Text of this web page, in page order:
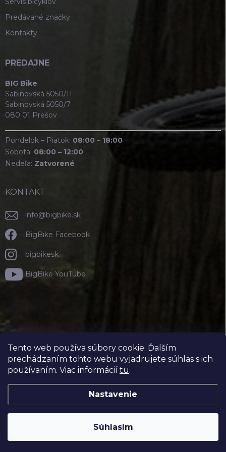
Tento web používa súbory cookie. Ďalším
prechádzaním tohto webu vyjadrujete súhlas s ich
používaním. Viac informácií tu.
Nastavenie
Súhlasím
Predávané značky
Kontakty
PREDAJNE
BIG Bike
Sabinovská 5050/11
Sabinovská 5050/7
080 01 Prešov
Pondelok – Piatok: 08:00 – 18:00
Sobota: 08:00 – 12:00
Nedeľa: Zatvorené
KONTAKT
info@bigbike.sk
BigBike Facebook
bigbikesk
BigBike YouTube
BIGBIKE.SK . Všetky práva vyhradené.